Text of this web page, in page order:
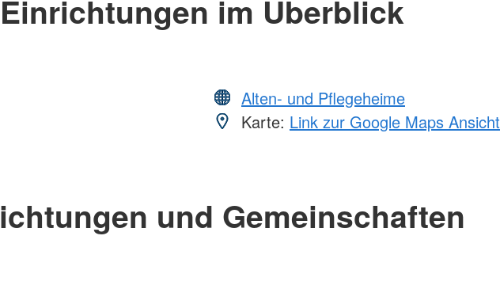
Einrichtungen im Überblick
Alten- und Pflegeheime
Karte: Link zur Google Maps Ansicht
und Gemeinschaften